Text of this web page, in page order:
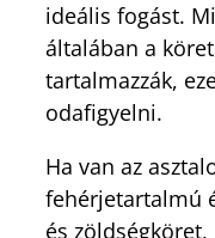
ideális fogást.
általában a
tartalmazzák,
odafigyelni.
Ha van az
fehérjetartalmú
és